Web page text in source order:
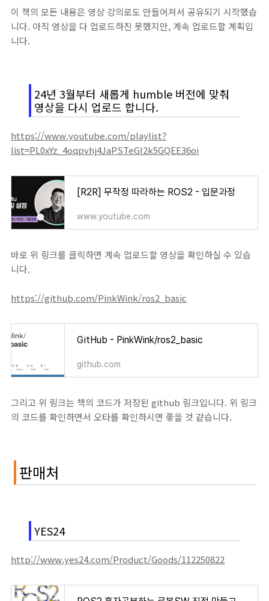
이 책의 모든 내용은 영상 강의로도 만들어져서 공유되기 시작했습
니다. 아직 영상을 다 업로드하진 못했지만, 계속 업로드할 계획입
니다.
24년 3월부터 새롭게 humble 버전에 맞춰
영상을 다시 업로드 합니다.
https://www.youtube.com/playlist?
list=PL0xYz_4oqpvhj4JaPSTeGI2k5GQEE36oi
[R2R] 무작정 따라하는 ROS2 - 입문과정
www.youtube.com
바로 위 링크를 클릭하면 계속 업로드할 영상을 확인하실 수 있습
니다.
https://github.com/PinkWink/ros2_basic
GitHub - PinkWink/ros2_basic
github.com
그리고 위 링크는 책의 코드가 저장된 github 링크입니다. 위 링크
의 코드를 확인하면서 오타를 확인하시면 좋을 것 같습니다.
판매처
YES24
http://www.yes24.com/Product/Goods/112250822